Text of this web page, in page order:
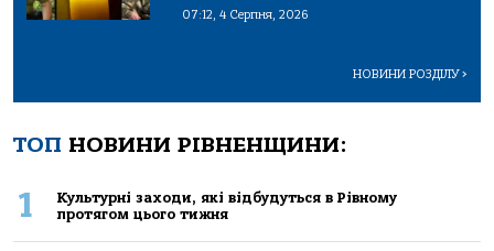
07:12, 4 Серпня, 2026
НОВИНИ РОЗДІЛУ>
ТОП НОВИНИ РІВНЕНЩИНИ:
1
Культурні заходи, які відбудуться в Рівному
протягом цього тижня